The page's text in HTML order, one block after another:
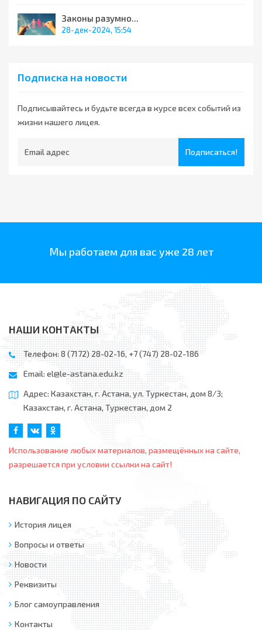
Законы разумно...
28-дек-2024, 15:54
Подписка на новости
Подписывайтесь и будьте всегда в курсе всех событий из
жизни нашего лицея.
Подписаться!
Мы работаем для вас уже 28 лет
НАШИ КОНТАКТЫ
Телефон: 8 (7172) 28-02-16, +7 (747) 28-02-186
Email: el@le-astana.edu.kz
Адрес: Казахстан, г. Астана, ул. Туркестан, дом 8/3;
Казахстан, г. Астана, Туркестан, дом 2
Использование любых материалов, размещённых на сайте,
разрешается при условии ссылки на сайт!
НАВИГАЦИЯ ПО САЙТУ
История лицея
Вопросы и ответы
Новости
Реквизиты
Блог самоуправления
Контакты